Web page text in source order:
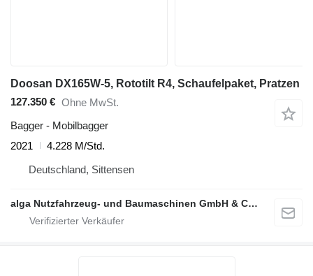
Doosan DX165W-5, Rototilt R4, Schaufelpaket, Pratzen
127.350 € Ohne MwSt.
Bagger - Mobilbagger
2021
4.228 M/Std.
Deutschland, Sittensen
alga Nutzfahrzeug- und Baumaschinen GmbH & Co. KG